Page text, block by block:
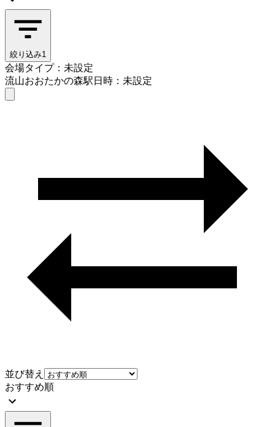
絞り込み1
会場タイプ：未設定
流山おおたかの森駅日時：未設定
並び替え
おすすめ順